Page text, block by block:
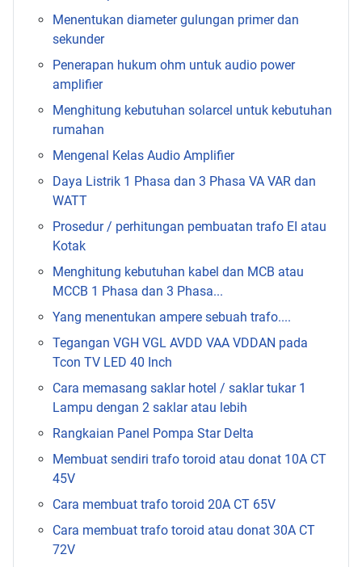
Menentukan diameter gulungan primer dan
sekunder
Penerapan hukum ohm untuk audio power
amplifier
Menghitung kebutuhan solarcel untuk kebutuhan
rumahan
Mengenal Kelas Audio Amplifier
Daya Listrik 1 Phasa dan 3 Phasa VA VAR dan
WATT
Prosedur / perhitungan pembuatan trafo EI atau
Kotak
Menghitung kebutuhan kabel dan MCB atau
MCCB 1 Phasa dan 3 Phasa...
Yang menentukan ampere sebuah trafo....
Tegangan VGH VGL AVDD VAA VDDAN pada
Tcon TV LED 40 Inch
Cara memasang saklar hotel / saklar tukar 1
Lampu dengan 2 saklar atau lebih
Rangkaian Panel Pompa Star Delta
Membuat sendiri trafo toroid atau donat 10A CT
45V
Cara membuat trafo toroid 20A CT 65V
Cara membuat trafo toroid atau donat 30A CT
72V